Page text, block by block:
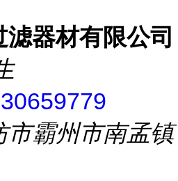
器材有限公司
市霸州市南孟镇